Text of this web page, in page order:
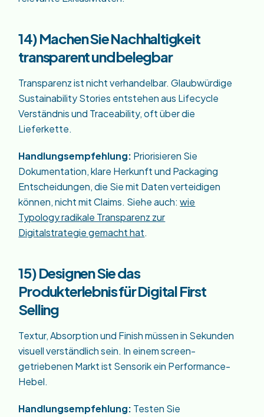
14) Machen Sie Nachhaltigkeit
transparent und belegbar
Transparenz ist nicht verhandelbar. Glaubwürdige
Sustainability Stories entstehen aus Lifecycle
Verständnis und Traceability, oft über die
Lieferkette.
Handlungsempfehlung: Priorisieren Sie
Dokumentation, klare Herkunft und Packaging
Entscheidungen, die Sie mit Daten verteidigen
können, nicht mit Claims. Siehe auch:wie
Typology radikale Transparenz zur
Digitalstrategie gemacht hat.
15) Designen Sie das
Produkterlebnis für Digital First
Selling
Textur, Absorption und Finish müssen in Sekunden
visuell verständlich sein. In einem screen-
getriebenen Markt ist Sensorik ein Performance-
Hebel.
Handlungsempfehlung: Testen Sie